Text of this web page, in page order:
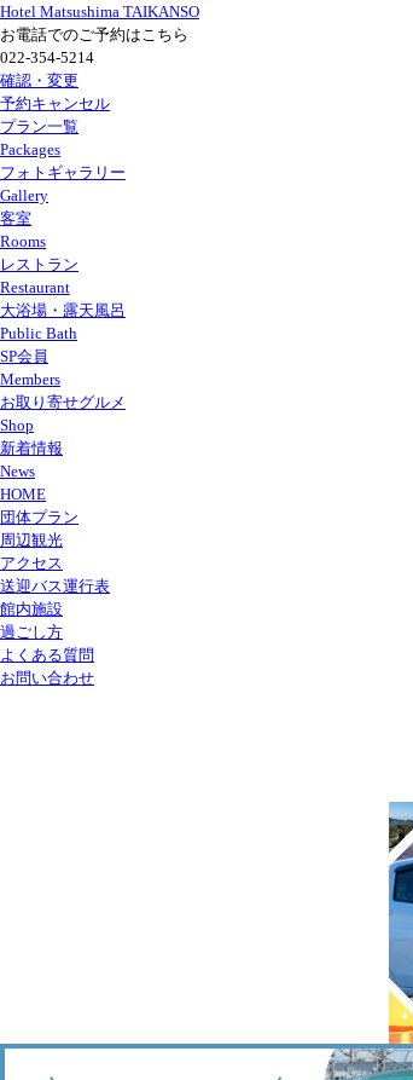
Hotel Matsushima TAIKANSO
お電話でのご予約はこちら
022-354-5214
確認・変更
予約キャンセル
プラン一覧
Packages
フォトギャラリー
Gallery
客室
Rooms
レストラン
Restaurant
大浴場 ・ 露天風呂
Public Bath
SP会員
Members
お取り寄せグルメ
Shop
新着情報
News
HOME
団体プラン
周辺観光
アクセス
送迎バス運行表
館内施設
過ごし方
よくある質問
お問い合わせ